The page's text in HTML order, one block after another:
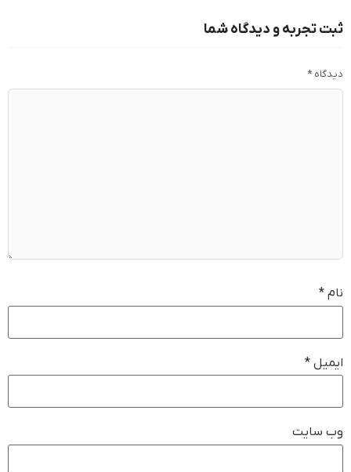
ثبت تجربه و دیدگاه شما
دیدگاه *
نام *
ایمیل *
وب‌ سایت